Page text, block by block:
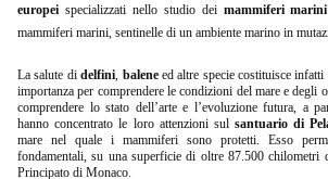
europei specializzati nello studio dei mammiferi marini
mammiferi marini, sentinelle di un ambiente marino in
La salute didelfini, baleneed altre specie costituisce
importanza per comprendere le condizioni del mare e degli
comprendere lo stato dell’arte e l’evoluzione futura, a
hanno concentrato le loro attenzioni sulsantuario di
mare nel quale i mammiferi sono protetti. Esso
fondamentali, su una superficie di oltre 87.500 chilometri
Principato di Monaco.